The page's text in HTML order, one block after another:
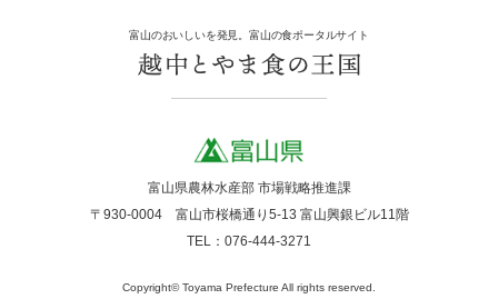
富山のおいしいを発見。富山の食ポータルサイト
富山県農林水産部 市場戦略推進課
〒930-0004 富山市桜橋通り5-13 富山興銀ビル11階
TEL：076-444-3271
Copyright© Toyama Prefecture All rights reserved.